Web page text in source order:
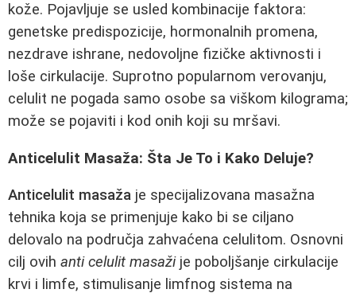
kože. Pojavljuje se usled kombinacije faktora:
genetske predispozicije, hormonalnih promena,
nezdrave ishrane, nedovoljne fizičke aktivnosti i
loše cirkulacije. Suprotno popularnom verovanju,
celulit ne pogada samo osobe sa viškom kilograma;
može se pojaviti i kod onih koji su mršavi.
Anticelulit Masaža: Šta Je To i Kako Deluje?
Anticelulit masaža je specijalizovana masažna
tehnika koja se primenjuje kako bi se ciljano
delovalo na područja zahvaćena celulitom. Osnovni
cilj ovih anti celulit masažije poboljšanje cirkulacije
krvi i limfe, stimulisanje limfnog sistema na